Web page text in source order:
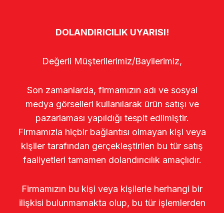
DOLANDIRICILIK UYARISI!
Değerli Müşterilerimiz/Bayilerimiz,
Son zamanlarda, firmamızın adı ve sosyal
medya görselleri kullanılarak ürün satışı ve
pazarlaması yapıldığı tespit edilmiştir.
Firmamızla hiçbir bağlantısı olmayan kişi veya
kişiler tarafından gerçekleştirilen bu tür satış
faaliyetleri tamamen dolandırıcılık amaçlıdır.
Firmamızın bu kişi veya kişilerle herhangi bir
ilişkisi bulunmamakta olup, bu tür işlemlerden